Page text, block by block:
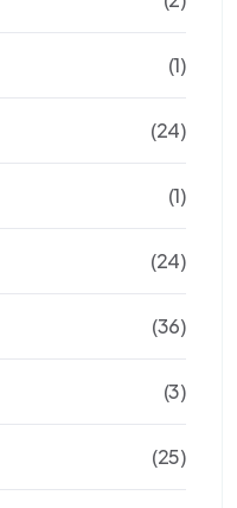
(1)
(24)
(1)
(24)
(36)
(3)
(25)